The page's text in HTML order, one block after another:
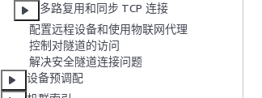
多路复用和同步 TCP 连接
配置远程设备和使用物联网代理
控制对隧道的访问
解决安全隧道连接问题
设备预调配